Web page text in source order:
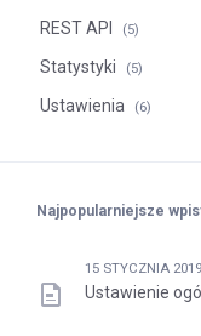
REST API (5)
Statystyki (5)
Ustawienia (6)
Najpopularniejsze
15 STYCZNIA 2019
Ustawienie